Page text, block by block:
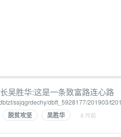
吴胜华:这是一条致富路连心路
ssjqgrdechy/dbft_5928177/201903/
脱贫攻坚 吴胜华 · 8 月前